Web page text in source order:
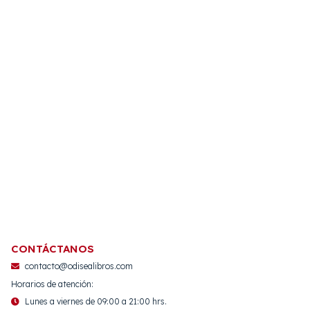
CONTÁCTANOS
contacto@odisealibros.com
Horarios de atención:
Lunes a viernes de 09:00 a 21:00 hrs.